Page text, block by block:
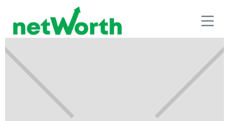
INVERSIÓN A LARGO PLAZO